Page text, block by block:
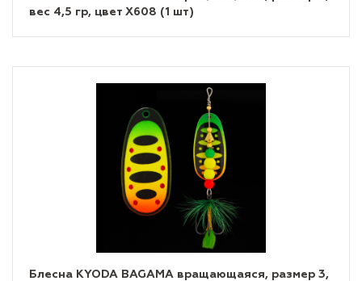
вес 4,5 гр, цвет X608 (1 шт)
Блесна KYODA BAGAMA вращающаяся, размер 3,